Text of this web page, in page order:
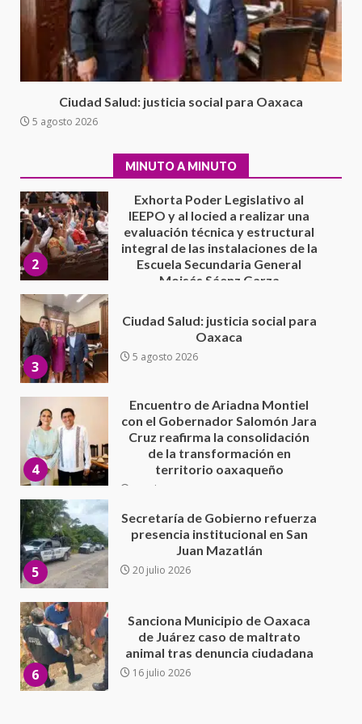
Ciudad Salud: justicia social para Oaxaca
5 agosto 2026
MINUTO A MINUTO
el proceso electoral
extraordinario de Santiago
Xanica: Jesús Romero
7 agosto 2026
Exhorta Poder Legislativo al
IEEPO y al Iocied a realizar una
Escuela Secundaria General
Moisés Sáenz Garza
5 agosto 2026
3
Ciudad Salud: justicia social para
Oaxaca
5 agosto 2026
4
con el Gobernador Salomón Jara
Cruz reafirma la consolidación
de la transformación en
5
Secretaría de Gobierno refuerza
presencia institucional en San
Juan Mazatlán
20 julio 2026
6
Sanciona Municipio de Oaxaca
de Juárez caso de maltrato
animal tras denuncia ciudadana
16 julio 2026
7
California; FGR lo investiga por
presuntos delitos de
delincuencia organizada y
contrabando